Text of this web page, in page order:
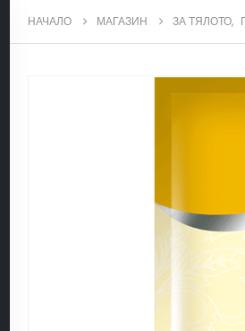
НАЧАЛО МАГАЗИН ЗА ТЯЛОТО,